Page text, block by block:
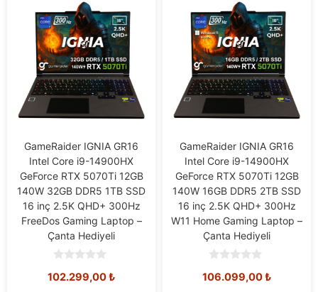
GameRaider IGNIA GR16
Intel Core i9-14900HX
GeForce RTX 5070Ti 12GB
140W 32GB DDR5 1TB SSD
16 inç 2.5K QHD+ 300Hz
FreeDos Gaming Laptop –
Çanta Hediyeli
o
102.299,00₺
GameRaider IGNIA GR16
Intel Core i9-14900HX
GeForce RTX 5070Ti 12GB
140W 16GB DDR5 2TB SSD
16 inç 2.5K QHD+ 300Hz
W11 Home Gaming Laptop –
Çanta Hediyeli
o
106.099,00₺